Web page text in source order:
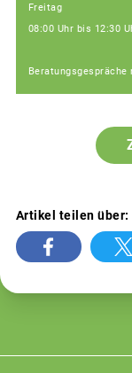
Freitag
08:00 Uhr bis 12:30
Artikel teilen über: